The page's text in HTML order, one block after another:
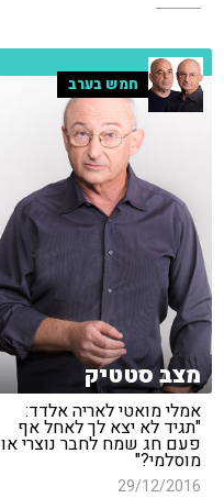
חמש בערב
מצב סטטיק
אמלי מואטי לאריה אלדד:
"תגיד לא יצא לך לאחל אף
פעם חג שמח לחבר נוצרי או
מוסלמי?"
29/12/2016